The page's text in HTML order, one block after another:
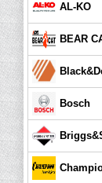
AL-KO
BEAR
Bosch